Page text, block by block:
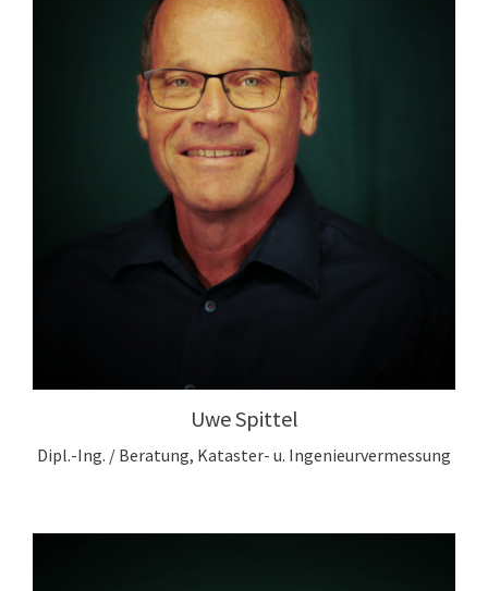
Uwe Spittel
Dipl.-Ing. / Beratung, Kataster- u. Ingenieurvermessung